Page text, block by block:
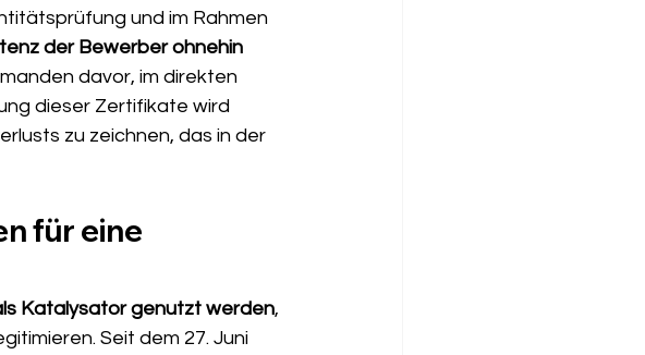
und im Rahmen
der Bewerber ohnehin
davor, im direkten
dieser Zertifikate wird
zu zeichnen, das in der
für eine
Katalysator genutzt werden,
Seit dem 27. Juni